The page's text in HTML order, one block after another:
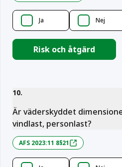
Ja Nej
Risk och åtgärd
10.
Är väderskyddet
vindlast, personlast?
AFS 2023:11 8§21